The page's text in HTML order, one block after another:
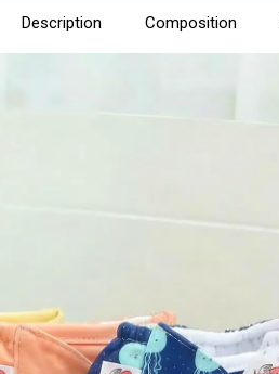
Description Composition